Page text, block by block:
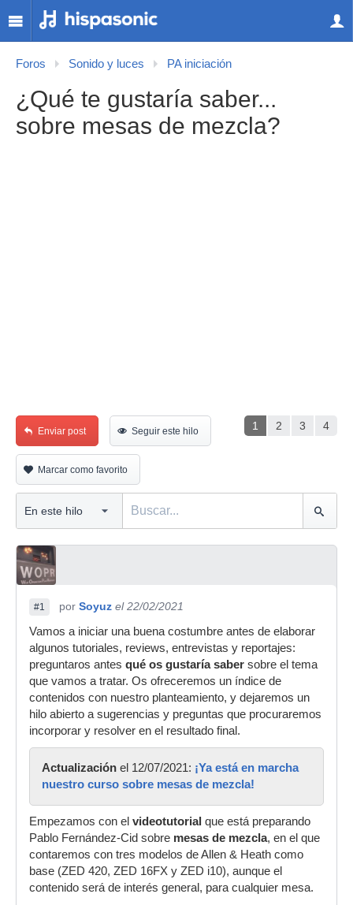
Foros Sonido y luces PA iniciación
¿Qué te gustaría saber...
sobre mesas de mezcla?
1 2 3 4
Enviar post Seguir este hilo
Marcar como favorito
#1 por Soyuz el 22/02/2021
Vamos a iniciar una buena costumbre antes de elaborar
algunos tutoriales, reviews, entrevistas y reportajes:
preguntaros antes qué os gustaría saber sobre el tema
que vamos a tratar. Os ofreceremos un índice de
contenidos con nuestro planteamiento, y dejaremos un
hilo abierto a sugerencias y preguntas que procuraremos
incorporar y resolver en el resultado final.
Actualización el 12/07/2021: ¡Ya está en marcha
nuestro curso sobre mesas de mezcla!
Empezamos con el videotutorial que está preparando
Pablo Fernández-Cid sobre mesas de mezcla, en el que
contaremos con tres modelos de Allen & Heath como
base (ZED 420, ZED 16FX y ZED i10), aunque el
contenido será de interés general, para cualquier mesa.